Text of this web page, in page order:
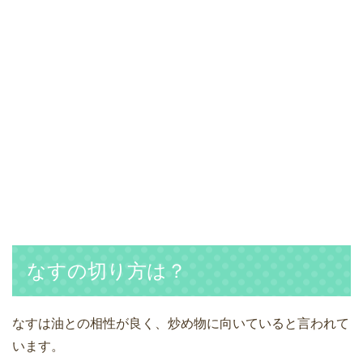
なすの切り方は？
なすは油との相性が良く、炒め物に向いていると言われて
います。